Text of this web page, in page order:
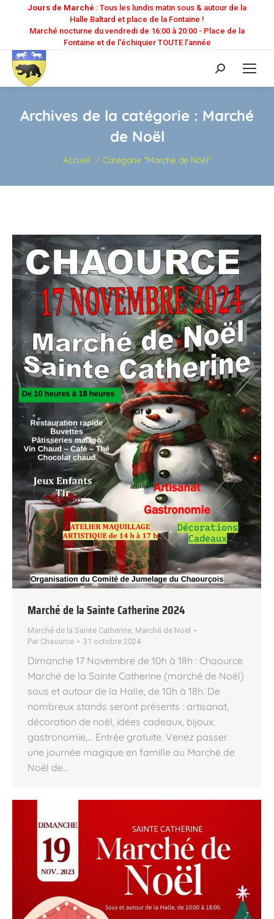
Jours de Marché : Tous les lundis matin sous & autour de la
Halle Baltard et place de la Fontaine !
Marché nocturne du vendredi de 16:00 à 20:00 - Place de la
Fontaine et de l'échiquier TOUTE l'année
Recherche
:
Archives de la catégorie : Marché
de Noël
Vous êtes ici :
Accueil Catégorie "Marché de Noël"
Marché de la Sainte Catherine 2024
Marché de la Sainte Catherine, Marché de Noël
Par Chaource 31 octobre 2024
Dimanche 17 Novembre de 10h à 18h : Chaource
Marché de la Sainte Catherine (marché de Noël)
sous et autour de la Halle, de 10h à 18h. De
nombreux stands seront présents : artisanat,
décoration de noël, idées cadeaux, bijoux,
gastronomie,… Entrée gratuite. Venez passer
une journée magique en famille au Marché de
Noël de…